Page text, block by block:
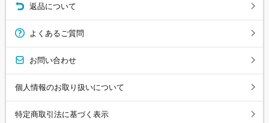
返品について
よくあるご質問
お問い合わせ
個人情報のお取り扱いについて
特定商取引法に基づく表示